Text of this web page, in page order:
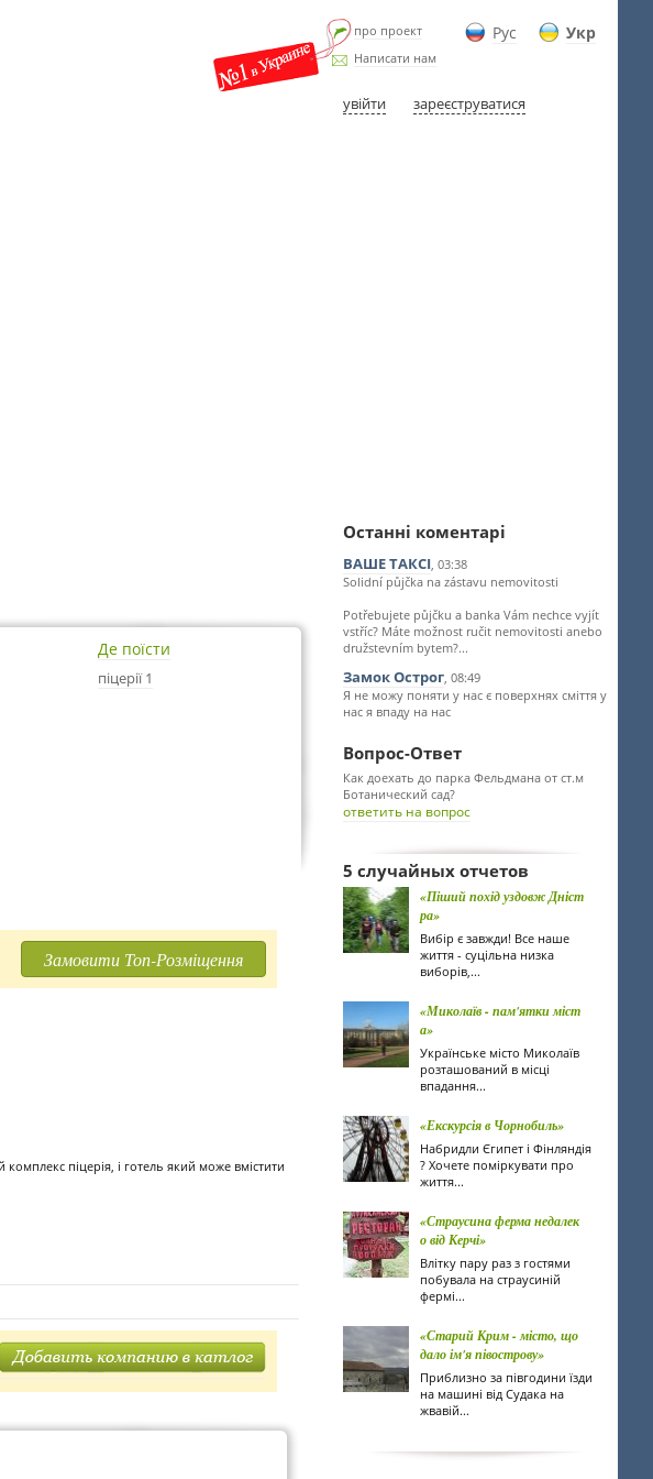
Рус Укр
про проект
Написати нам
увійти зареєструватися
Де поїсти
піцерії 1
Замовити Топ-Розміщення
піцерія, і готель який може вмістити
Останні коментарі
ВАШЕ ТАКСІ, 03:38
Solidní půjčka na zástavu nemovitosti
Potřebujete půjčku a banka Vám nechce vyjít
vstříc? Máte možnost ručit nemovitosti anebo
družstevním bytem?...
Замок Острог, 08:49
Я не можу поняти у нас є поверхнях сміття у
нас я впаду на нас
Вопрос-Ответ
Как доехать до парка Фельдмана от ст.м
Ботанический сад?
ответить на вопрос
5 случайных отчетов
«Піший похід уздовж Дніст
ра»
Вибір є завжди! Все наше
життя - суцільна низка
виборів,...
«Миколаїв - пам'ятки міст
а»
Українське місто Миколаїв
розташований в місці
впадання...
«Екскурсія в Чорнобиль»
Набридли Єгипет і Фінляндія
? Хочете поміркувати про
життя...
«Страусина ферма недалек
о від Керчі»
Влітку пару раз з гостями
побувала на страусиній
фермі...
«Старий Крим - місто, що
дало ім'я півострову»
Приблизно за півгодини їзди
на машині від Судака на
жвавій...